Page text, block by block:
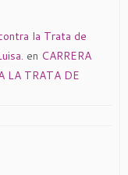
la Trata de
en CARRERA
LA TRATA DE